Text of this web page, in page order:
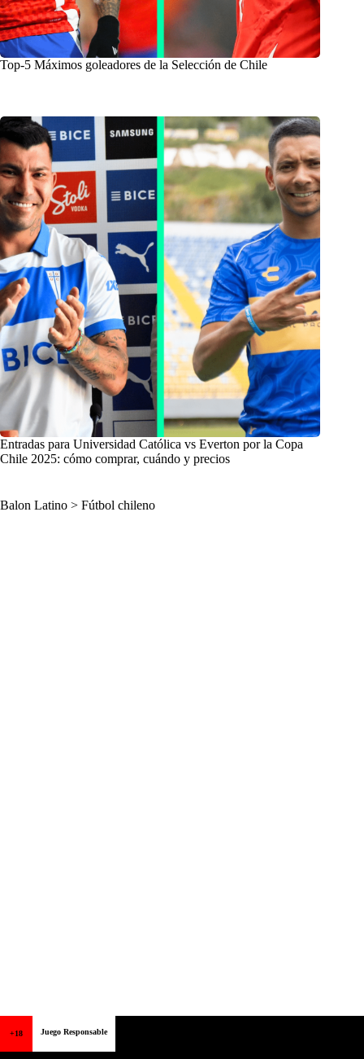
Top-5 Máximos goleadores de la Selección de Chile
Entradas para Universidad Católica vs Everton por la Copa
Chile 2025: cómo comprar, cuándo y precios
Balon Latino > Fútbol chileno
+18 Juego Responsable